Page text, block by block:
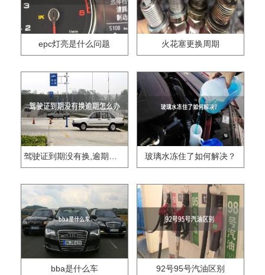
epc灯亮是什么问题 火花塞更换周期
驾驶证到期没有换,逾期怎么办?? 玻璃水冻住了如何解决？
bba是什么车 92号95号汽油区别